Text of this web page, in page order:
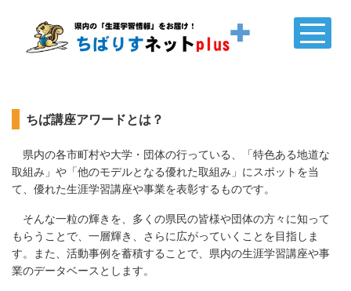
ちば講座アワードとは？
県内の各市町村や大学・団体の行っている、
「特色ある地道な
取組み」や 「他のモデルとなる優れた取組み」にスポットを当
て、優れた生涯学習講座や事業を表彰するものです。
そんな一粒の輝きを、多くの県民の皆様や団体の方々に知って
もらうことで、一層輝き、さらに広がっていくことを目指しま
す。また、活動事例を蓄積することで、県内の生涯学習講座や事
業のデータベースとします。